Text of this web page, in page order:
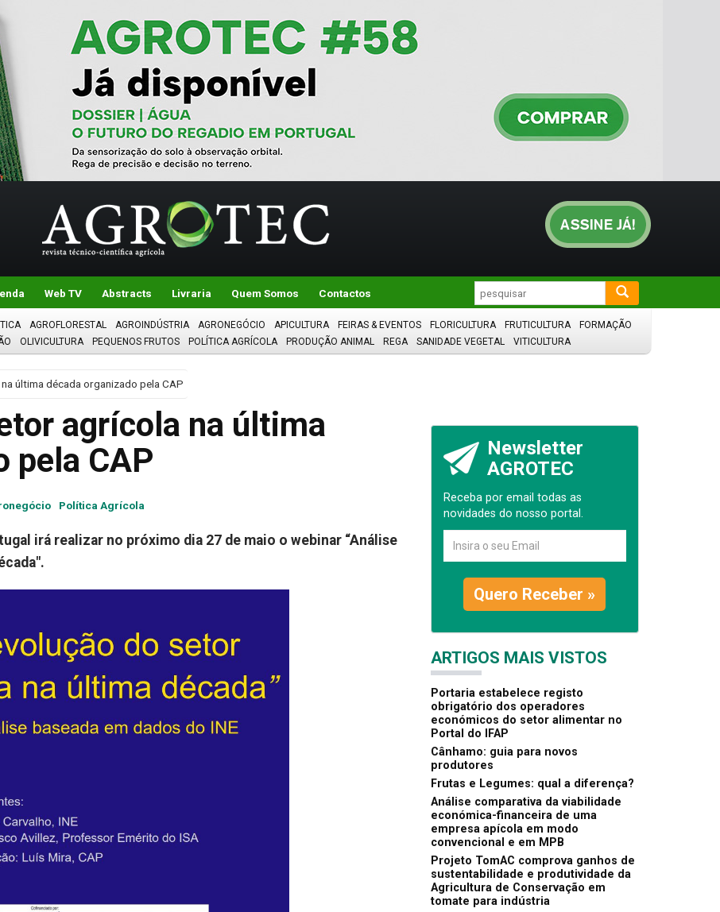
Web TV Abstracts Livraria Quem Somos Contactos
AGROFLORESTAL AGROINDÚSTRIA AGRONEGÓCIO APICULTURA FEIRAS & EVENTOS FLORICULTURA FRUTICULTURA
FORMAÇÃO
OLIVICULTURA PEQUENOS FRUTOS POLÍTICA AGRÍCOLA PRODUÇÃO ANIMAL REGA SANIDADE VEGETAL VITICULTURA
última década organizado pela CAP
agrícola na última
pela CAP
Política Agrícola
irá realizar no próximo dia 27 de maio o webinar “Análise
Newsletter
AGROTEC
Receba por email todas as
novidades do nosso portal.
Quero Receber »
ARTIGOS MAIS VISTOS
Portaria estabelece registo
obrigatório dos operadores
económicos do setor alimentar no
Portal do IFAP
Cânhamo: guia para novos
produtores
Frutas e Legumes: qual a diferença?
Análise comparativa da viabilidade
económica-financeira de uma
empresa apícola em modo
convencional e em MPB
Projeto TomAC comprova ganhos de
sustentabilidade e produtividade da
Agricultura de Conservação em
tomate para indústria